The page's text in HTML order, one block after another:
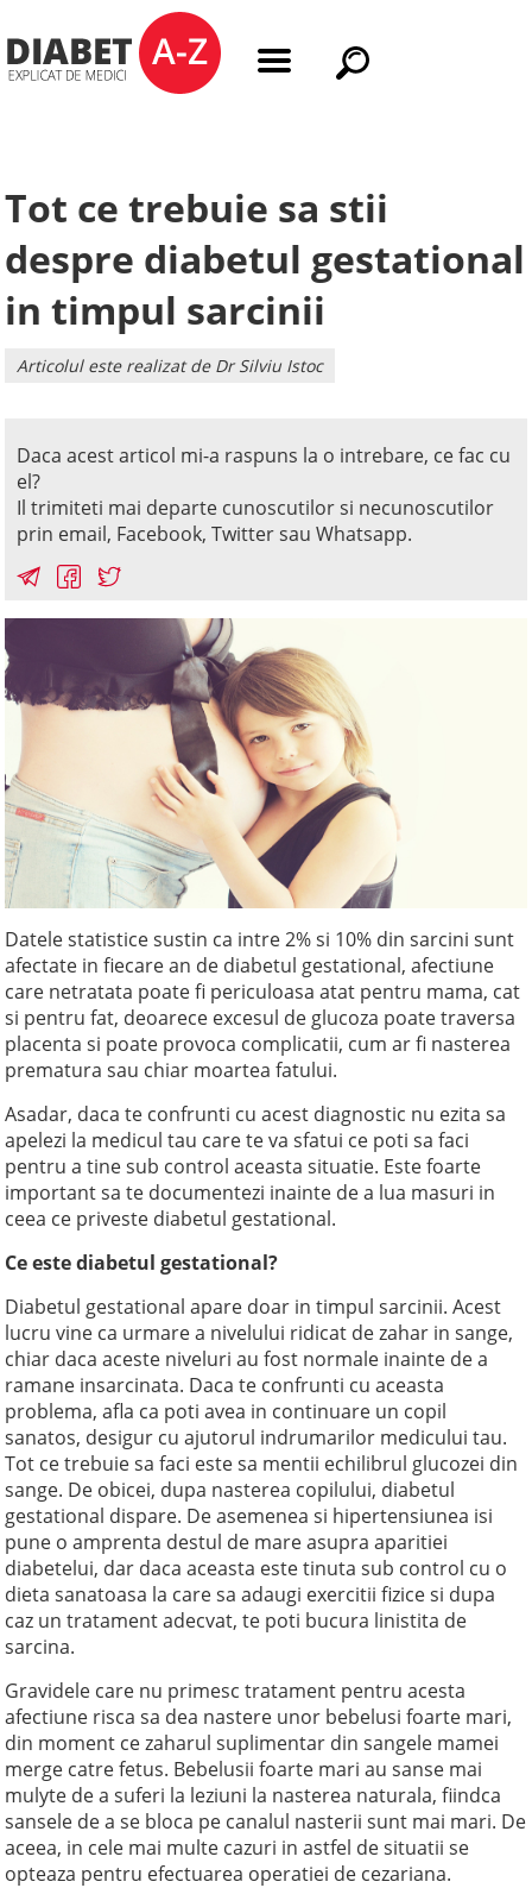
Tot ce trebuie sa stii
despre diabetul gestational
in timpul sarcinii
Articolul este realizat de Dr Silviu Istoc
Daca acest articol mi-a raspuns la o intrebare, ce fac cu
el?
Il trimiteti mai departe cunoscutilor si necunoscutilor
prin email, Facebook, Twitter sau Whatsapp.
Datele statistice sustin ca intre 2% si 10% din sarcini sunt
afectate in fiecare an de diabetul gestational, afectiune
care netratata poate fi periculoasa atat pentru mama, cat
si pentru fat, deoarece excesul de glucoza poate traversa
placenta si poate provoca complicatii, cum ar fi nasterea
prematura sau chiar moartea fatului.
Asadar, daca te confrunti cu acest diagnostic nu ezita sa
apelezi la medicul tau care te va sfatui ce poti sa faci
pentru a tine sub control aceasta situatie. Este foarte
important sa te documentezi inainte de a lua masuri in
ceea ce priveste diabetul gestational.
Ce este diabetul gestational?
Diabetul gestational apare doar in timpul sarcinii. Acest
lucru vine ca urmare a nivelului ridicat de zahar in sange,
chiar daca aceste niveluri au fost normale inainte de a
ramane insarcinata. Daca te confrunti cu aceasta
problema, afla ca poti avea in continuare un copil
sanatos, desigur cu ajutorul indrumarilor medicului tau.
Tot ce trebuie sa faci este sa mentii echilibrul glucozei din
sange. De obicei, dupa nasterea copilului, diabetul
gestational dispare. De asemenea si hipertensiunea isi
pune o amprenta destul de mare asupra aparitiei
diabetelui, dar daca aceasta este tinuta sub control cu o
dieta sanatoasa la care sa adaugi exercitii fizice si dupa
caz un tratament adecvat, te poti bucura linistita de
sarcina.
Gravidele care nu primesc tratament pentru acesta
afectiune risca sa dea nastere unor bebelusi foarte mari,
din moment ce zaharul suplimentar din sangele mamei
merge catre fetus. Bebelusii foarte mari au sanse mai
mulyte de a suferi la leziuni la nasterea naturala, fiindca
sansele de a se bloca pe canalul nasterii sunt mai mari. De
aceea, in cele mai multe cazuri in astfel de situatii se
opteaza pentru efectuarea operatiei de cezariana.